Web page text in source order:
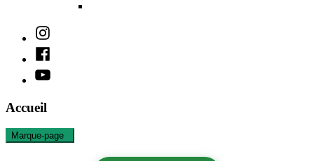
Instagram
Facebook
Youtube
Accueil
Marque-page